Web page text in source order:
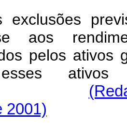
se aos
pelos ativos
esses
2001)